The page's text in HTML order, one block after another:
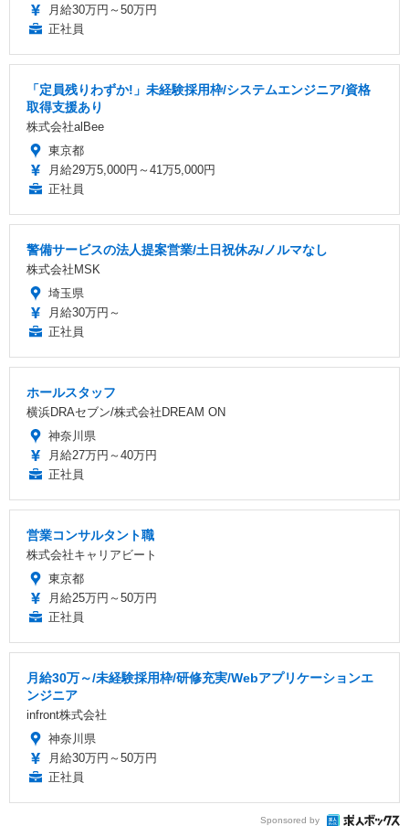
月給30万円～50万円
正社員
「定員残りわずか!」未経験採用枠/システムエンジニア/資格
取得支援あり
株式会社alBee
東京都
月給29万5,000円～41万5,000円
正社員
警備サービスの法人提案営業/土日祝休み/ノルマなし
株式会社MSK
埼玉県
月給30万円～
正社員
ホールスタッフ
横浜DRAセブン/株式会社DREAM ON
神奈川県
月給27万円～40万円
正社員
営業コンサルタント職
株式会社キャリアビート
東京都
月給25万円～50万円
正社員
月給30万～/未経験採用枠/研修充実/Webアプリケーションエ
ンジニア
infront株式会社
神奈川県
月給30万円～50万円
正社員
Sponsored by